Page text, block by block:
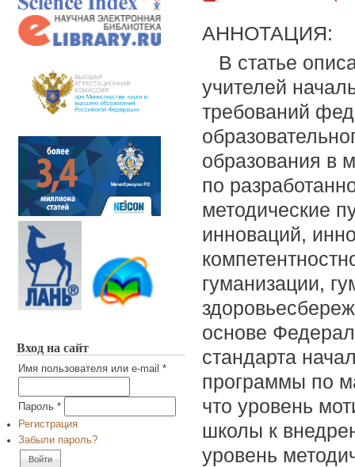
Вход на сайт
Имя пользователя или e-mail *
Пароль *
Регистрация
Забыли пароль?
АННОТАЦИЯ:
В статье
учителей
требований
образования в
по
методические
инноваций,
гуманизации,
основе
стандарта
программы по
что уровень
школы к
уровень